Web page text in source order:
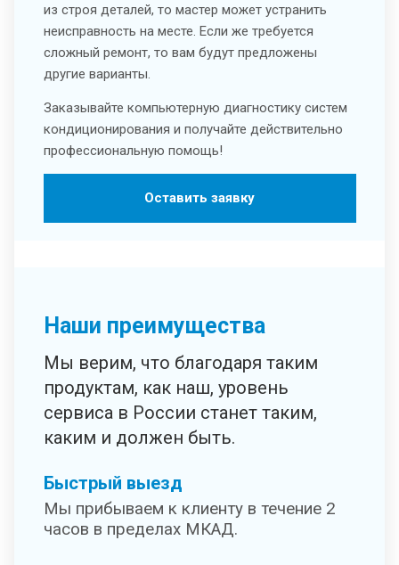
из строя деталей, то мастер может устранить
неисправность на месте. Если же требуется
сложный ремонт, то вам будут предложены
другие варианты.
Заказывайте компьютерную диагностику систем
кондиционирования и получайте действительно
профессиональную помощь!
Оставить заявку
Наши преимущества
Мы верим, что благодаря таким
продуктам, как наш, уровень
сервиса в России станет таким,
каким и должен быть.
Быстрый выезд
Мы прибываем к клиенту в течение 2
часов в пределах МКАД.